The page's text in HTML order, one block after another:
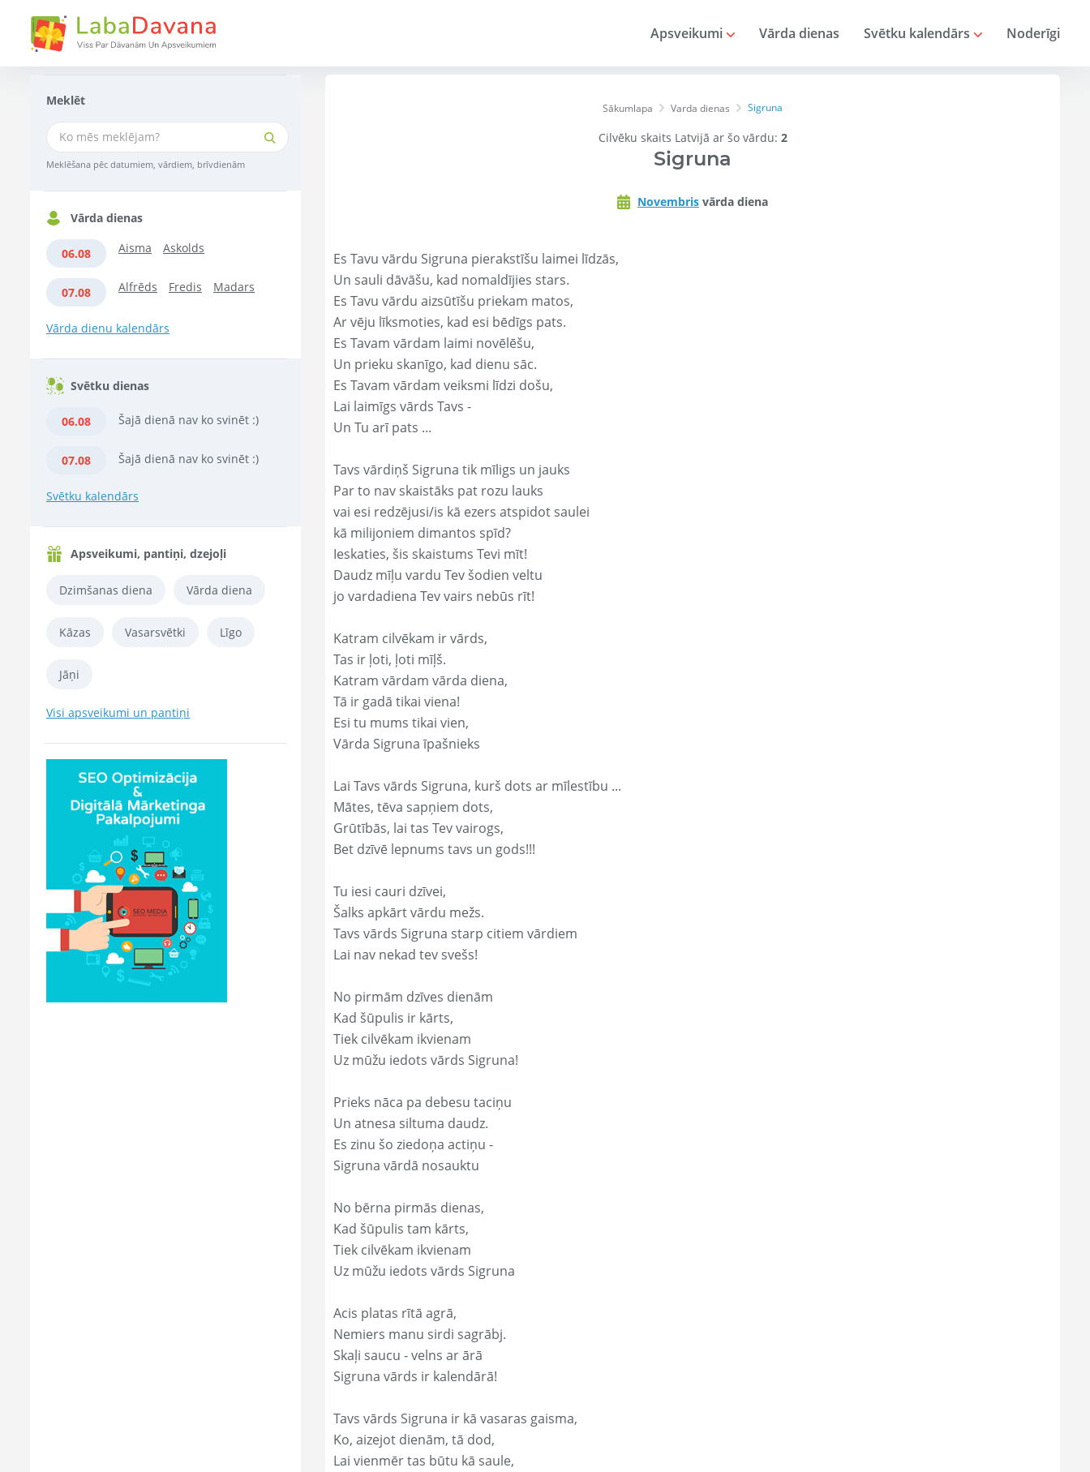
Apsveikumi Vārda dienas Svētku kalendārs Noderīgi
Meklēt
Meklēšana pēc datumiem, vārdiem, brīvdienām
Vārda dienas
06.08 Aisma Askolds
07.08 Alfrēds Fredis Madars
Vārda dienu kalendārs
Svētku dienas
06.08 Šajā dienā nav ko svinēt :)
07.08 Šajā dienā nav ko svinēt :)
Svētku kalendārs
Apsveikumi, pantiņi, dzejoļi
Dzimšanas diena Vārda diena
Kāzas Vasarsvētki Līgo
Jāņi
Visi apsveikumi un pantiņi
Sākumlapa Varda dienas Sigruna
Cilvēku skaits Latvijā ar šo vārdu: 2
Sigruna
Novembris vārda diena
Es Tavu vārdu Sigruna pierakstīšu laimei līdzās,
Un sauli dāvāšu, kad nomaldījies stars.
Es Tavu vārdu aizsūtīšu priekam matos,
Ar vēju līksmoties, kad esi bēdīgs pats.
Es Tavam vārdam laimi novēlēšu,
Un prieku skanīgo, kad dienu sāc.
Es Tavam vārdam veiksmi līdzi došu,
Lai laimīgs vārds Tavs -
Un Tu arī pats ...
Tavs vārdiņš Sigruna tik mīligs un jauks
Par to nav skaistāks pat rozu lauks
vai esi redzējusi/is kā ezers atspidot saulei
kā milijoniem dimantos spīd?
Ieskaties, šis skaistums Tevi mīt!
Daudz mīļu vardu Tev šodien veltu
jo vardadiena Tev vairs nebūs rīt!
Katram cilvēkam ir vārds,
Tas ir ļoti, ļoti mīļš.
Katram vārdam vārda diena,
Tā ir gadā tikai viena!
Esi tu mums tikai vien,
Vārda Sigruna īpašnieks
Lai Tavs vārds Sigruna, kurš dots ar mīlestību ...
Mātes, tēva sapņiem dots,
Grūtībās, lai tas Tev vairogs,
Bet dzīvē lepnums tavs un gods!!!
Tu iesi cauri dzīvei,
Šalks apkārt vārdu mežs.
Tavs vārds Sigruna starp citiem vārdiem
Lai nav nekad tev svešs!
No pirmām dzīves dienām
Kad šūpulis ir kārts,
Tiek cilvēkam ikvienam
Uz mūžu iedots vārds Sigruna!
Prieks nāca pa debesu taciņu
Un atnesa siltuma daudz.
Es zinu šo ziedoņa actiņu -
Sigruna vārdā nosauktu
No bērna pirmās dienas,
Kad šūpulis tam kārts,
Tiek cilvēkam ikvienam
Uz mūžu iedots vārds Sigruna
Acis platas rītā agrā,
Nemiers manu sirdi sagrābj.
Skaļi saucu - velns ar ārā
Sigruna vārds ir kalendārā!
Tavs vārds Sigruna ir kā vasaras gaisma,
Ko, aizejot dienām, tā dod,
Lai vienmēr tas būtu kā saule,